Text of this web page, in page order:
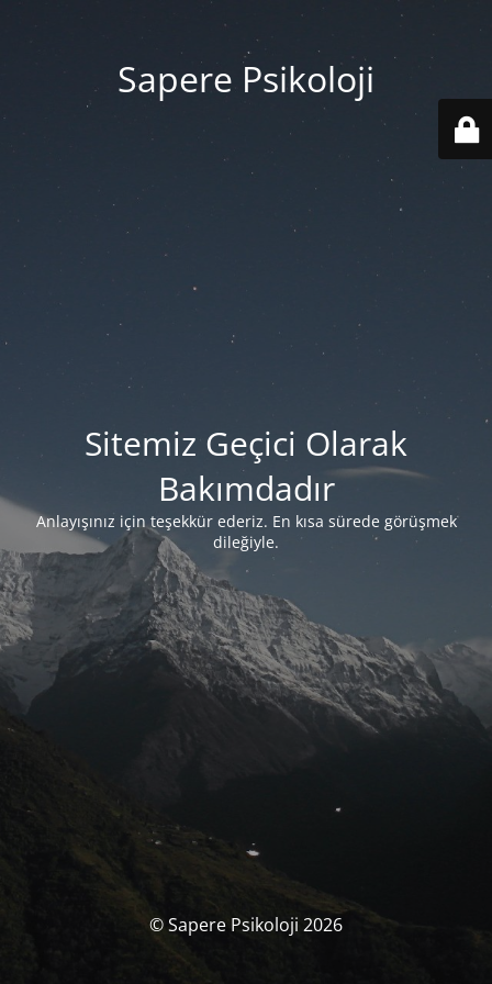
Sapere Psikoloji
Sitemiz Geçici Olarak
Bakımdadır
Anlayışınız için teşekkür ederiz. En kısa sürede görüşmek
dileğiyle.
© Sapere Psikoloji 2026